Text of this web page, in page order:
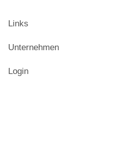
Links
Unternehmen
Login